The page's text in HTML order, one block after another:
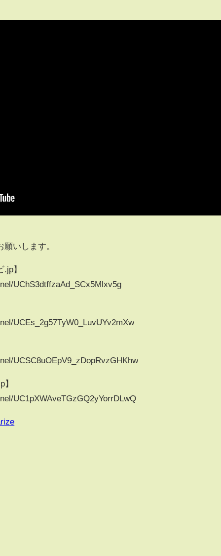
いします。
】
UChS3dtffzaAd_SCx5Mlxv5g
UCEs_2g57TyW0_LuvUYv2mXw
UCSC8uOEpV9_zDopRvzGHKhw
UC1pXWAveTGzGQ2yYorrDLwQ